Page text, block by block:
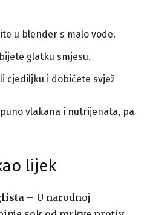
u blender s malo vode.
glatku smjesu.
cjediljku i dobićete svjež
vlakana i nutrijenata, pa
lijek
– U narodnoj